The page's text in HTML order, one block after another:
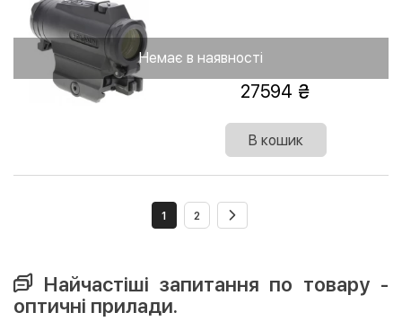
Немає в наявності
27594
В кошик
1 2
Найчастіші запитання по товару -
оптичні прилади.